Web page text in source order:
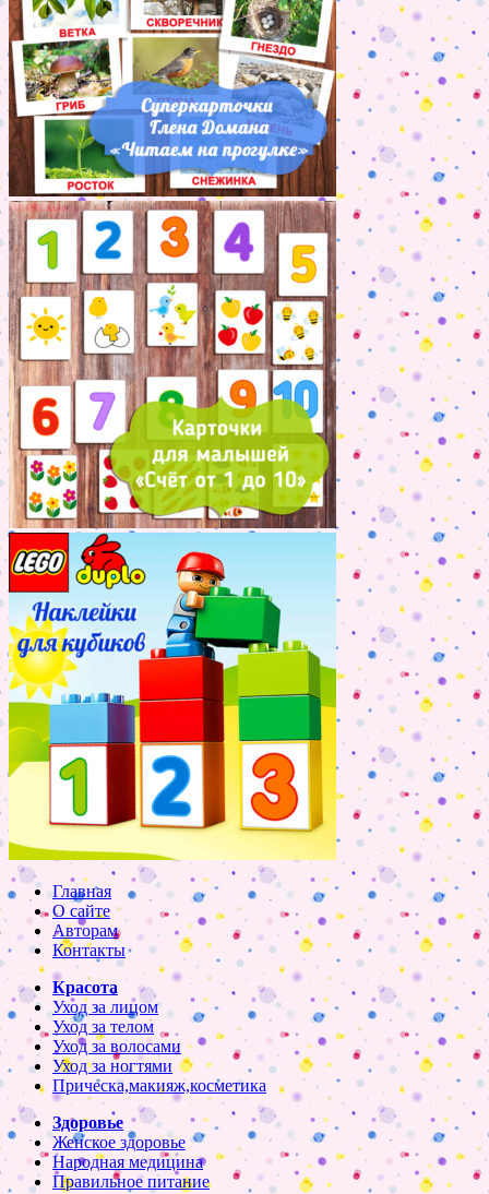
Главная
О сайте
Авторам
Контакты
Красота
Уход за лицом
Уход за телом
Уход за волосами
Уход за ногтями
Прическа,макияж,косметика
Здоровье
Женское здоровье
Народная медицина
Правильное питание